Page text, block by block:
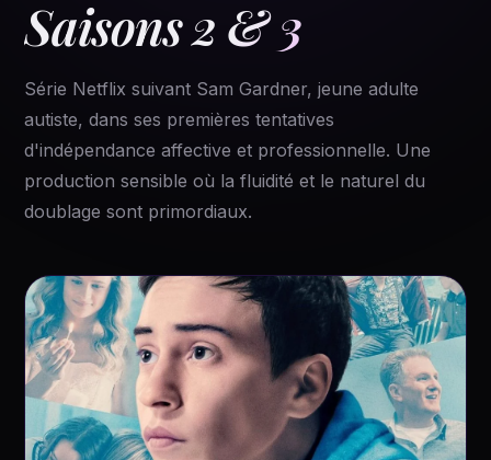
Saisons 2 & 3
Série Netflix suivant Sam Gardner, jeune adulte
autiste, dans ses premières tentatives
d'indépendance affective et professionnelle. Une
production sensible où la fluidité et le naturel du
doublage sont primordiaux.